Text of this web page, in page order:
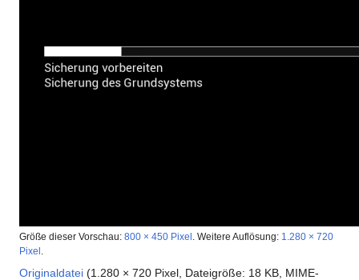
Größe dieser Vorschau: 800 × 450 Pixel Weitere Auflösung: 1.280 × 720
Pixel
Originaldatei (1.280 × 720 Pixel, Dateigröße: 18 KB, MIME-